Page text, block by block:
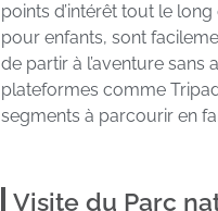
points d’intérêt tout le
pour enfants, sont
de partir à l’aventure
plateformes comme
segments à parcourir en
Visite du Parc